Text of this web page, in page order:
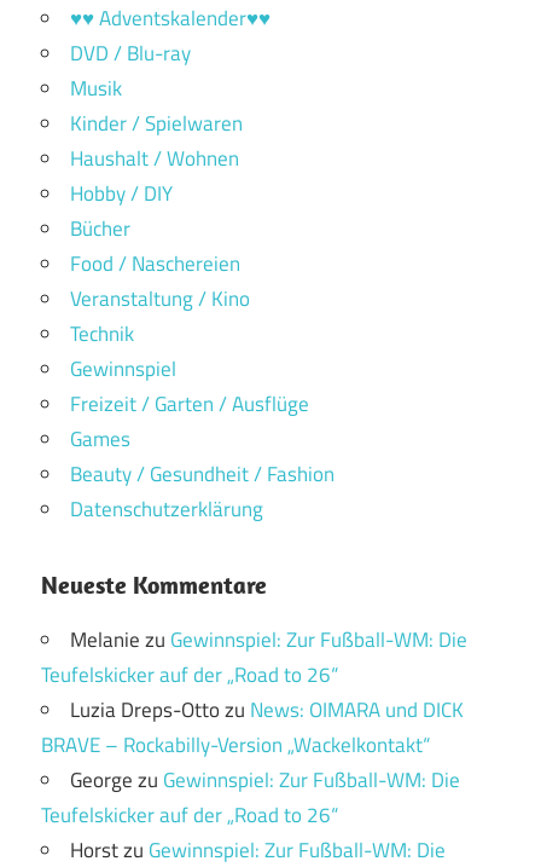
♥♥ Adventskalender♥♥
DVD / Blu-ray
Musik
Kinder / Spielwaren
Haushalt / Wohnen
Hobby / DIY
Bücher
Food / Naschereien
Veranstaltung / Kino
Technik
Gewinnspiel
Freizeit / Garten / Ausflüge
Games
Beauty / Gesundheit / Fashion
Datenschutzerklärung
Neueste Kommentare
Melaniezu Gewinnspiel: Zur Fußball-WM: Die
Teufelskicker auf der „Road to 26“
Luzia Dreps-Ottozu News: OIMARA und DICK
BRAVE – Rockabilly-Version „Wackelkontakt“
Georgezu Gewinnspiel: Zur Fußball-WM: Die
Teufelskicker auf der „Road to 26“
Horstzu Gewinnspiel: Zur Fußball-WM: Die